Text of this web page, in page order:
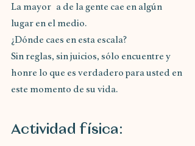
La mayor a de la gente cae en algún
lugar en el medio.
¿Dónde caes en esta escala?
Sin reglas, sin juicios, sólo encuentre y
honre lo que es verdadero para usted en
este momento de su vida.
Actividad física: